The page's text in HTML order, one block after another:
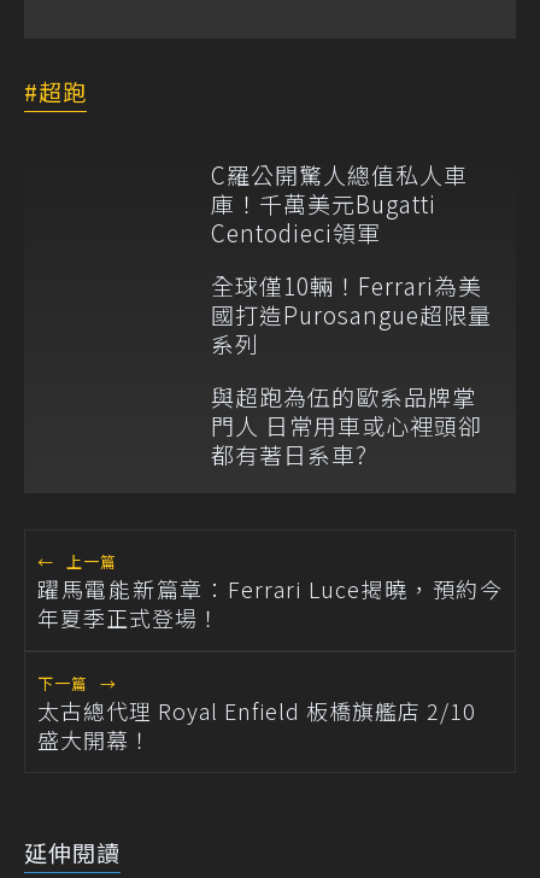
超跑
C羅公開驚人總值私人車
庫！千萬美元Bugatti
Centodieci領軍
全球僅10輛！Ferrari為美
國打造Purosangue超限量
系列
與超跑為伍的歐系品牌掌
門人 日常用車或心裡頭卻
都有著日系車?
← 上一篇
躍馬電能新篇章：Ferrari Luce揭曉，預約今
年夏季正式登場！
下一篇 →
太古總代理 Royal Enfield 板橋旗艦店 2/10
盛大開幕！
延伸閱讀